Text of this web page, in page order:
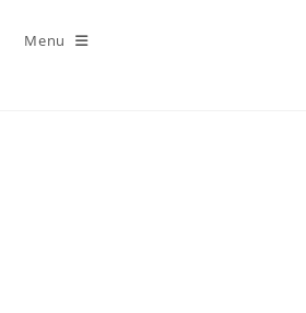
Menu